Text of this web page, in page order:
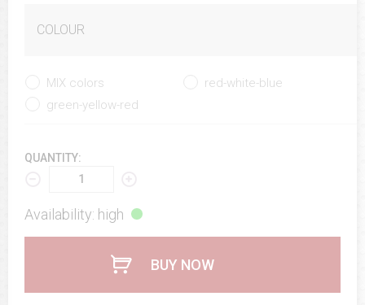
COLOUR
MIX colors
red-white-blue
green-yellow-red
QUANTITY:
Availability: high
BUY NOW